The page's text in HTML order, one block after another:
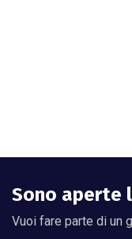
Sono aperte
Vuoi fare parte di un